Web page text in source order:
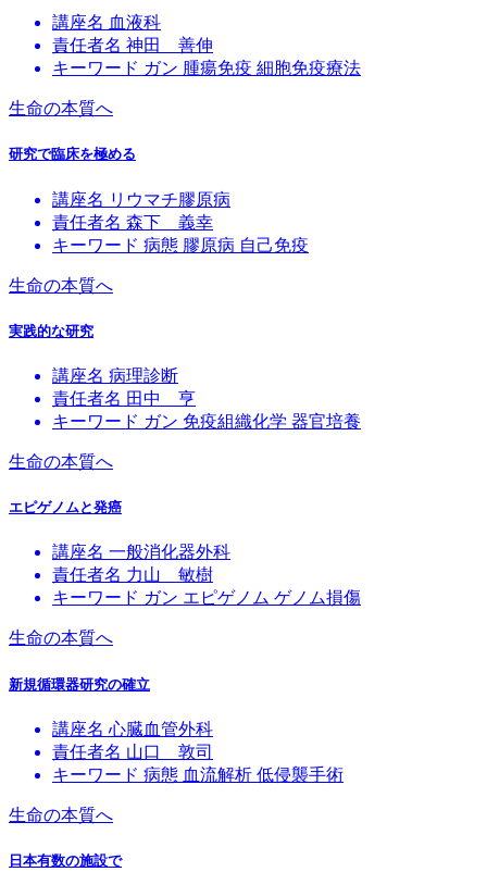
講座名 血液科
責任者名 神田 善伸
キーワード ガン 腫瘍免疫 細胞免疫療法
生命の本質へ
研究で臨床を極める
講座名 リウマチ膠原病
責任者名 森下 義幸
キーワード 病態 膠原病 自己免疫
生命の本質へ
実践的な研究
講座名 病理診断
責任者名 田中 亨
キーワード ガン 免疫組織化学 器官培養
生命の本質へ
エピゲノムと発癌
講座名 一般消化器外科
責任者名 力山 敏樹
キーワード ガン エピゲノム ゲノム損傷
生命の本質へ
新規循環器研究の確立
講座名 心臓血管外科
責任者名 山口 敦司
キーワード 病態 血流解析 低侵襲手術
生命の本質へ
日本有数の施設で